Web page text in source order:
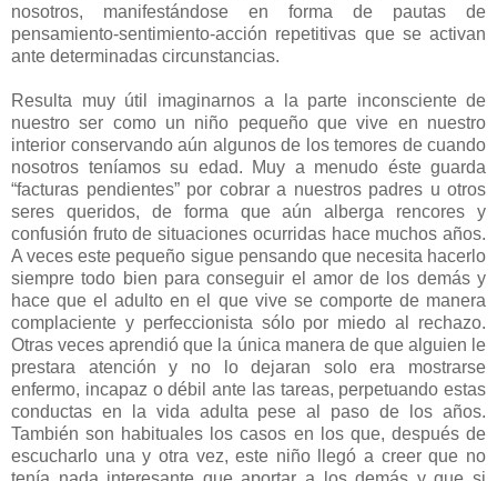
nosotros, manifestándose en forma de pautas de
pensamiento-sentimiento-acción repetitivas que se activan
ante determinadas circunstancias.
Resulta muy útil imaginarnos a la parte inconsciente de
nuestro ser como un niño pequeño que vive en nuestro
interior conservando aún algunos de los temores de cuando
nosotros teníamos su edad. Muy a menudo éste guarda
“facturas pendientes” por cobrar a nuestros padres u otros
seres queridos, de forma que aún alberga rencores y
confusión fruto de situaciones ocurridas hace muchos años.
A veces este pequeño sigue pensando que necesita hacerlo
siempre todo bien para conseguir el amor de los demás y
hace que el adulto en el que vive se comporte de manera
complaciente y perfeccionista sólo por miedo al rechazo.
Otras veces aprendió que la única manera de que alguien le
prestara atención y no lo dejaran solo era mostrarse
enfermo, incapaz o débil ante las tareas, perpetuando estas
conductas en la vida adulta pese al paso de los años.
También son habituales los casos en los que, después de
escucharlo una y otra vez, este niño llegó a creer que no